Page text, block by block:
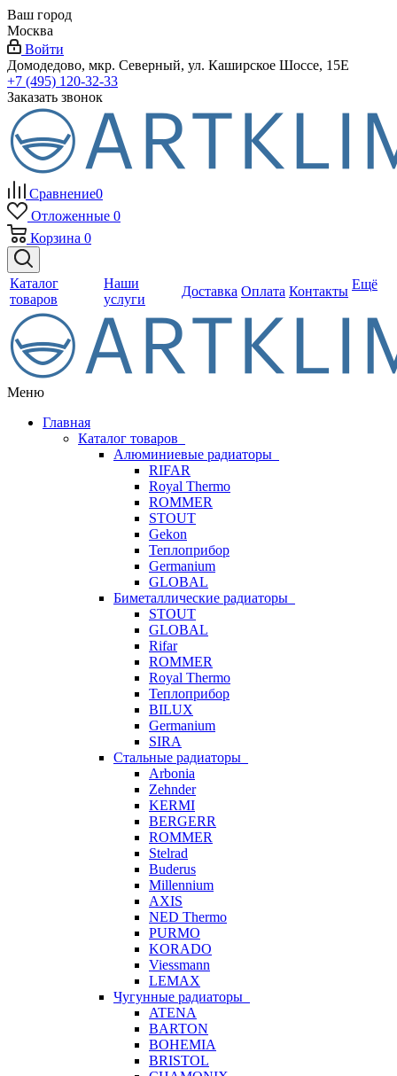
Ваш город
Москва
Войти
Домодедово, мкр. Северный, ул. Каширское Шоссе, 15Е
+7 (495) 120-32-33
Заказать звонок
Сравнение0
Отложенные 0
Корзина 0
Каталог
товаров
Наши
услуги
Доставка Оплата Контакты Ещё
Меню
Главная
Каталог товаров
Алюминиевые радиаторы
RIFAR
Royal Thermo
ROMMER
STOUT
Gekon
Теплоприбор
Germanium
GLOBAL
Биметаллические радиаторы
STOUT
GLOBAL
Rifar
ROMMER
Royal Thermo
Теплоприбор
BILUX
Germanium
SIRA
Стальные радиаторы
Arbonia
Zehnder
KERMI
BERGERR
ROMMER
Stelrad
Buderus
Millennium
AXIS
NED Thermo
PURMO
KORADO
Viessmann
LEMAX
Чугунные радиаторы
ATENA
BARTON
BOHEMIA
BRISTOL